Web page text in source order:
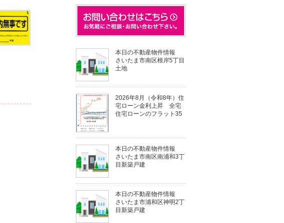
本日の不動産物件情報
さいたま市南区根岸5丁目
土地
2026年8月（令和8年）住
宅ローン金利上昇 全宅
住宅ローンのフラット35
本日の不動産物件情報
さいたま市南区南浦和3丁
目新築戸建
本日の不動産物件情報
さいたま市浦和区神明2丁
目新築戸建